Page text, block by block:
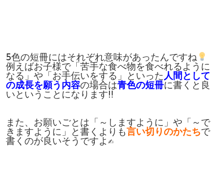
5色の短冊にはそれぞれ意味があったんですね
例えばお子様で「苦手な食べ物を食べれるように
なる」や「お手伝いをする」といった人間として
の成長を願う内容の場合は青色の短冊に書くと良
いということになります‼
また、お願いごとは「～しますように」や「～で
きますように」と書くよりも言い切りのかたちで
書くのが良いそうですよ✍